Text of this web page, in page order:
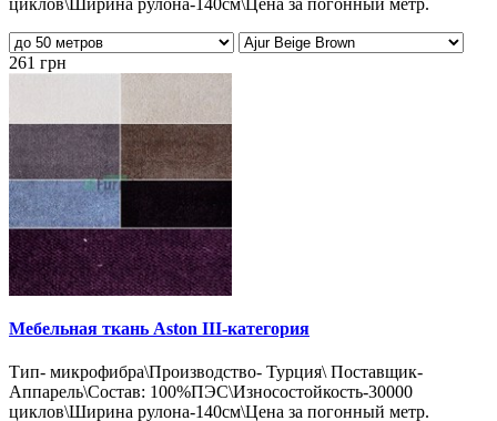
261 грн
Мебельная ткань Aston III-категория
Тип- микрофибра\Производство- Турция\ Поставщик-
Аппарель\Состав: 100%ПЭС\Износостойкость-30000
циклов\Ширина рулона-140см\Цена за погонный метр.